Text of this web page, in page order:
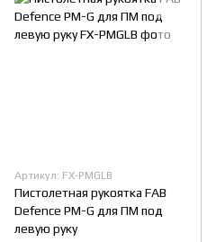
Артикул: FX-PMGLB
Пистолетная рукоятка FAB
Defence PM-G для ПМ под
левую руку